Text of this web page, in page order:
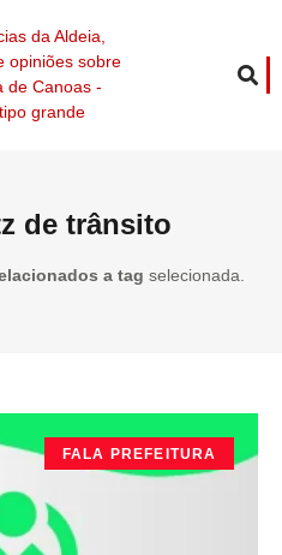
de trânsito
a tag selecionada.
FALA PREFEITURA